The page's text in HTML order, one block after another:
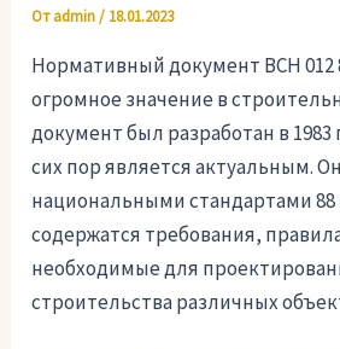
Отadmin/ 18.01.2023
Нормативный документ ВСН 012
огромное значение в
документ был разработан в 1983
сих пор является актуальным.
национальными стандартами 88
содержатся требования,
необходимые для
строительства различных